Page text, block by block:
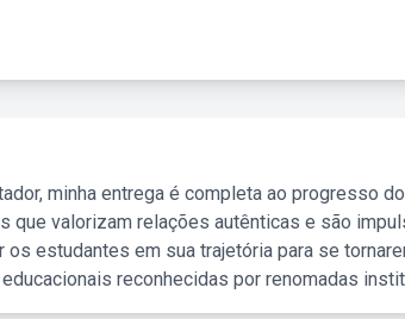
minha entrega é completa ao progresso
que valorizam relações autênticas e são
os estudantes em sua trajetória para se
reconhecidas por renomadas